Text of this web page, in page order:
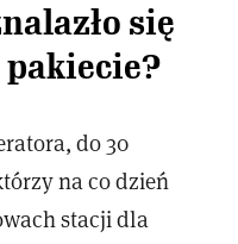
się
do 30
na co dzień
stacji dla